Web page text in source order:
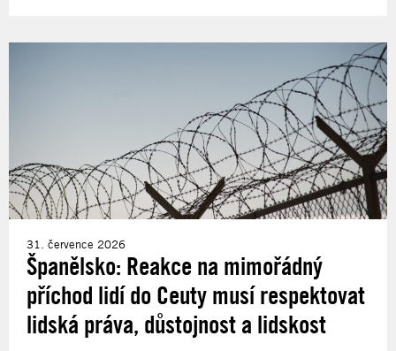
31. července 2026
Španělsko: Reakce na mimořádný
příchod lidí do Ceuty musí respektovat
lidská práva, důstojnost a lidskost